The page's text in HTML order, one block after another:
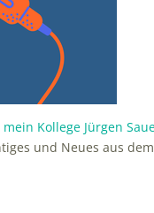
mein Kollege Jürgen
und Neues aus